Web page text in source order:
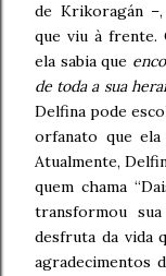
de Krikoragán
que viu à frente.
ela sabia que
de toda a sua
Delfina pode
orfanato que
Atualmente,
quem chama
transformou
desfruta da vida
agradecimentos